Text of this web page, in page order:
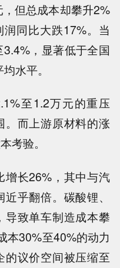
但总成本却攀升2%
同比大跌17%。当
，显著低于全国
水平。
至1.2万元的重压
。而上游原材料的涨
考验。
增长26%，其中与汽
乎翻倍。碳酸锂、
导致单车制造成本攀
本30%至40%的动力
的议价空间被压缩至